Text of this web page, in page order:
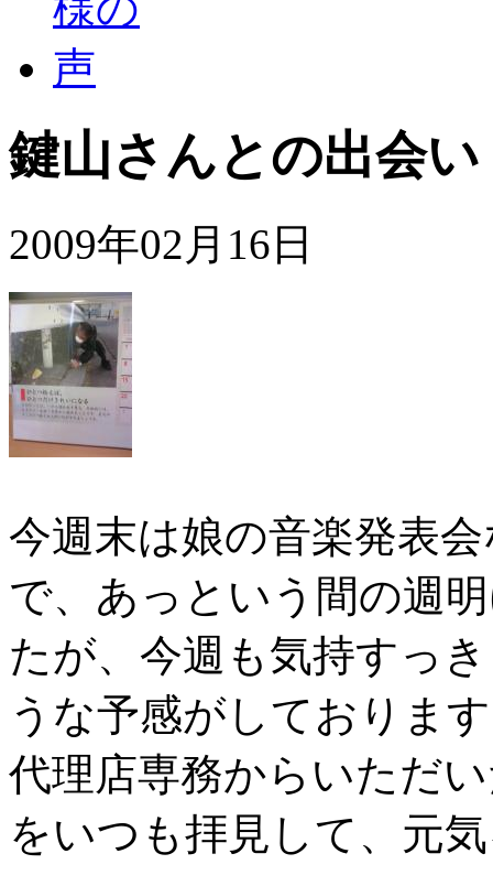
鍵山さんとの出会い
2009年02月16日
今週末は娘の音楽発表
で、あっという間の週
たが、今週も気持すっ
うな予感がしておりま
代理店専務からいただ
をいつも拝見して、元